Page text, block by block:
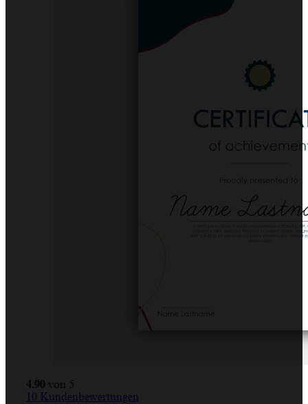
4.90 von 5
10 Kundenbewertungen